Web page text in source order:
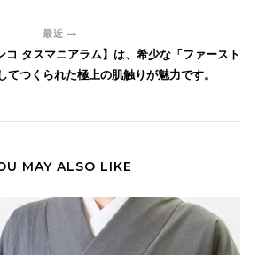
最近
コ タスマニアラム】は、希少な「ファースト
てつくられた極上の肌触りが魅力です。
MAY ALSO LIKE